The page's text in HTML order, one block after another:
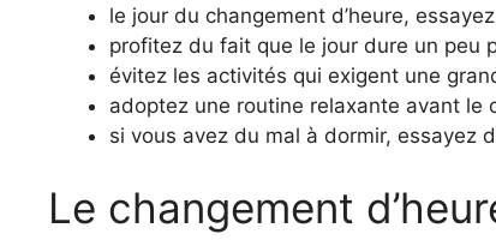
le jour du changement d’heure,
profitez du fait que le jour dure un peu
évitez les activités qui exigent une
adoptez une routine relaxante avant le
si vous avez du mal à dormir, essayez
Le changement